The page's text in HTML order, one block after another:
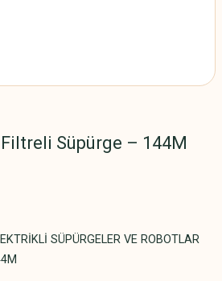
Süpürge – 144M
SÜPÜRGELER VE ROBOTLAR